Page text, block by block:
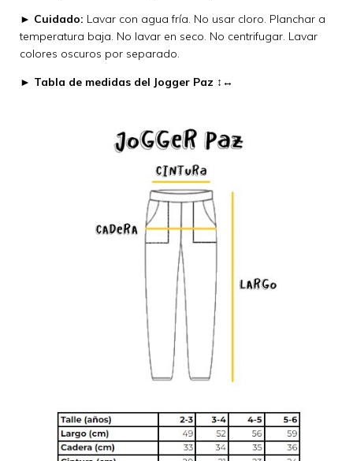
► Cuidado: Lavar con agua fría. No usar cloro. Planchar a
temperatura baja. No lavar en seco. No centrifugar. Lavar
colores oscuros por separado.
► Tabla de medidas del Jogger Paz ↕↔